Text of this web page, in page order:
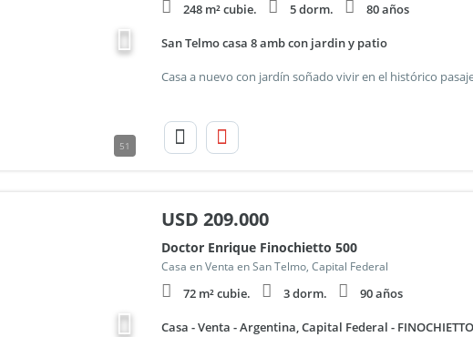
51
248 m² cubie. 5 dorm. 80 años
San Telmo casa 8 amb con jardin y patio
USD 209.000
Doctor Enrique Finochietto 500
Casa en Venta en San Telmo, Capital Federal
72 m² cubie. 3 dorm. 90 años
Casa - Venta - Argentina, Capital Federal -